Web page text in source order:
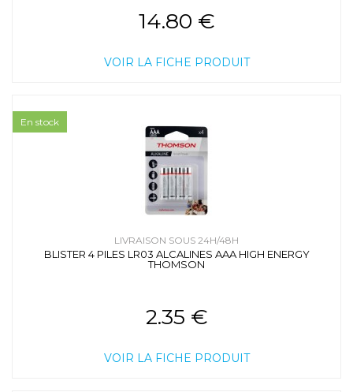
14.80 €
VOIR LA FICHE PRODUIT
LIVRAISON SOUS 24H/48H
BLISTER 4 PILES LR03 ALCALINES AAA HIGH ENERGY
THOMSON
2.35 €
VOIR LA FICHE PRODUIT
En stock